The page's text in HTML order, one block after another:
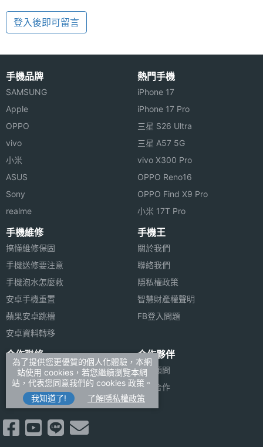
登入後即可留言
手機品牌
SAMSUNG
Apple
OPPO
vivo
小米
ASUS
Sony
realme
熱門手機
iPhone 17
iPhone 17 Pro
三星 S26 Ultra
三星 A57 5G
vivo X300 Pro
OPPO Reno16
OPPO Find X9 Pro
小米 17T Pro
手機維修
搞懂維修保固
手機送修要注意
手機泡水怎麼救
安卓手機重置
蘋果安卓跳槽
安卓資料轉移
手機王
關於我們
聯絡我們
隱私權政策
智慧財產權聲明
FB登入問題
合作聯絡
廣告刊登
加入商店報價
新聞聯絡
合作夥伴
法律顧問
媒體合作
為了提供您更優質的個人化體驗，本網
站使用 cookies，若您繼續瀏覽本網
站，代表您同意我們的 cookies 政策。
我知道了!
了解隱私權政策